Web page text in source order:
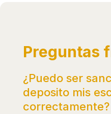
Preguntas
¿Puedo ser
deposito mis
correctamente?